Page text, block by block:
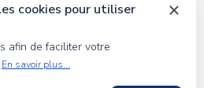
Réalisation
cookies pour utiliser
afin de faciliter votre
En savoir plus...